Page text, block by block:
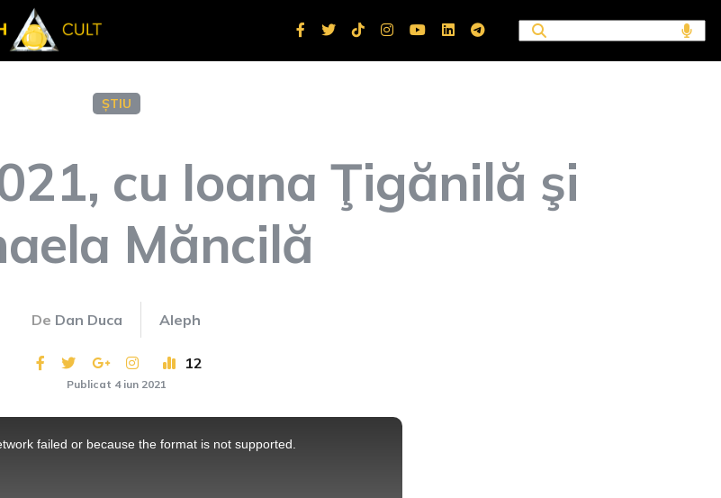
ȘTIU
cu Ioana Ţigănilă şi
Măncilă
De Dan Duca Aleph
12
Publicat 4 iun 2021
failed or because the format is not supported.